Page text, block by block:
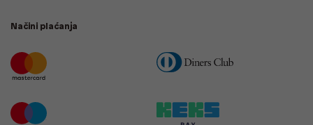
Načini plaćanja